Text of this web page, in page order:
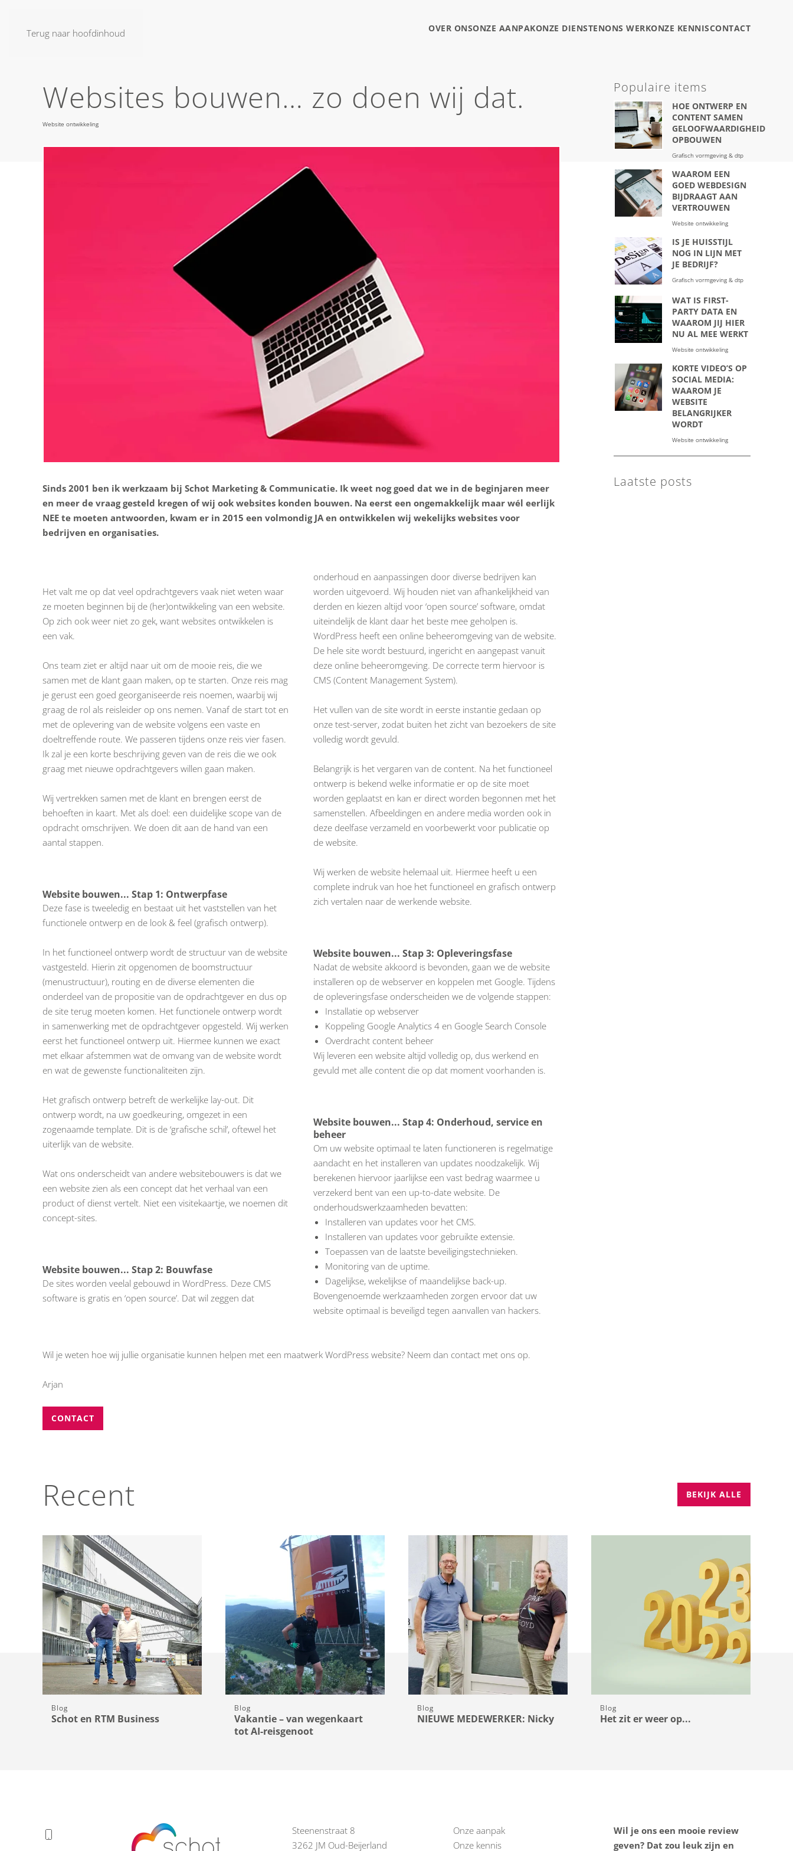
Terug naar hoofdinhoud OVER ONSONZE AANPAKONZE DIENSTENONS WERKONZE KENNISCONTACT
Websites bouwen… zo doen wij dat.
Website ontwikkeling
Sinds 2001 ben ik werkzaam bij Schot Marketing & Communicatie. Ik weet nog goed dat we in de beginjaren meer
en meer de vraag gesteld kregen of wij ook websites konden bouwen. Na eerst een ongemakkelijk maar wél eerlijk
NEE te moeten antwoorden, kwam er in 2015 een volmondig JA en ontwikkelen wij wekelijks websites voor
bedrijven en organisaties.
Het valt me op dat veel opdrachtgevers vaak niet weten waar
ze moeten beginnen bij de (her)ontwikkeling van een website.
Op zich ook weer niet zo gek, want websites ontwikkelen is
een vak.
Ons team ziet er altijd naar uit om de mooie reis, die we
samen met de klant gaan maken, op te starten. Onze reis mag
je gerust een goed georganiseerde reis noemen, waarbij wij
graag de rol als reisleider op ons nemen. Vanaf de start tot en
met de oplevering van de website volgens een vaste en
doeltreffende route. We passeren tijdens onze reis vier fasen.
Ik zal je een korte beschrijving geven van de reis die we ook
graag met nieuwe opdrachtgevers willen gaan maken.
Wij vertrekken samen met de klant en brengen eerst de
behoeften in kaart. Met als doel: een duidelijke scope van de
opdracht omschrijven. We doen dit aan de hand van een
aantal stappen.
Website bouwen... Stap 1: Ontwerpfase
Deze fase is tweeledig en bestaat uit het vaststellen van het
functionele ontwerp en de look & feel (grafisch ontwerp).
In het functioneel ontwerp wordt de structuur van de website
vastgesteld. Hierin zit opgenomen de boomstructuur
(menustructuur), routing en de diverse elementen die
onderdeel van de propositie van de opdrachtgever en dus op
de site terug moeten komen. Het functionele ontwerp wordt
in samenwerking met de opdrachtgever opgesteld. Wij werken
eerst het functioneel ontwerp uit. Hiermee kunnen we exact
met elkaar afstemmen wat de omvang van de website wordt
en wat de gewenste functionaliteiten zijn.
Het grafisch ontwerp betreft de werkelijke lay-out. Dit
ontwerp wordt, na uw goedkeuring, omgezet in een
zogenaamde template. Dit is de ‘grafische schil’, oftewel het
uiterlijk van de website.
Wat ons onderscheidt van andere websitebouwers is dat we
een website zien als een concept dat het verhaal van een
product of dienst vertelt. Niet een visitekaartje, we noemen dit
concept-sites.
Website bouwen... Stap 2: Bouwfase
De sites worden veelal gebouwd in WordPress. Deze CMS
software is gratis en ‘open source’. Dat wil zeggen dat
onderhoud en aanpassingen door diverse bedrijven kan
worden uitgevoerd. Wij houden niet van afhankelijkheid van
derden en kiezen altijd voor ‘open source’ software, omdat
uiteindelijk de klant daar het beste mee geholpen is.
WordPress heeft een online beheeromgeving van de website.
De hele site wordt bestuurd, ingericht en aangepast vanuit
deze online beheeromgeving. De correcte term hiervoor is
CMS (Content Management System).
Het vullen van de site wordt in eerste instantie gedaan op
onze test-server, zodat buiten het zicht van bezoekers de site
volledig wordt gevuld.
Belangrijk is het vergaren van de content. Na het functioneel
ontwerp is bekend welke informatie er op de site moet
worden geplaatst en kan er direct worden begonnen met het
samenstellen. Afbeeldingen en andere media worden ook in
deze deelfase verzameld en voorbewerkt voor publicatie op
de website.
Wij werken de website helemaal uit. Hiermee heeft u een
complete indruk van hoe het functioneel en grafisch ontwerp
zich vertalen naar de werkende website.
Website bouwen... Stap 3: Opleveringsfase
Nadat de website akkoord is bevonden, gaan we de website
installeren op de webserver en koppelen met Google. Tijdens
de opleveringsfase onderscheiden we de volgende stappen:
Installatie op webserver
Koppeling Google Analytics 4 en Google Search Console
Overdracht content beheer
Wij leveren een website altijd volledig op, dus werkend en
gevuld met alle content die op dat moment voorhanden is.
Website bouwen... Stap 4: Onderhoud, service en
beheer
Om uw website optimaal te laten functioneren is regelmatige
aandacht en het installeren van updates noodzakelijk. Wij
berekenen hiervoor jaarlijkse een vast bedrag waarmee u
verzekerd bent van een up-to-date website. De
onderhoudswerkzaamheden bevatten:
Installeren van updates voor het CMS.
Installeren van updates voor gebruikte extensie.
Toepassen van de laatste beveiligingstechnieken.
Monitoring van de uptime.
Dagelijkse, wekelijkse of maandelijkse back-up.
Bovengenoemde werkzaamheden zorgen ervoor dat uw
website optimaal is beveiligd tegen aanvallen van hackers.
Wil je weten hoe wij jullie organisatie kunnen helpen met een maatwerk WordPress website? Neem dan contact met ons op.
Arjan
CONTACT
Populaire items
HOE ONTWERP EN
CONTENT SAMEN
GELOOFWAARDIGHEID
OPBOUWEN
Grafisch vormgeving & dtp
WAAROM EEN
GOED WEBDESIGN
BIJDRAAGT AAN
VERTROUWEN
Website ontwikkeling
IS JE HUISSTIJL
NOG IN LIJN MET
JE BEDRIJF?
Grafisch vormgeving & dtp
WAT IS FIRST-
PARTY DATA EN
WAAROM JIJ HIER
NU AL MEE WERKT
Website ontwikkeling
KORTE VIDEO’S OP
SOCIAL MEDIA:
WAAROM JE
WEBSITE
BELANGRIJKER
WORDT
Website ontwikkeling
Laatste posts
Recent BEKIJK ALLE
Blog
Schot en RTM Business
Blog
Vakantie – van wegenkaart
tot AI-reisgenoot
Blog
NIEUWE MEDEWERKER: Nicky
Blog
Het zit er weer op...
Steenenstraat 8
3262 JM Oud-Beijerland
Onze aanpak
Onze kennis
Wil je ons een mooie review
geven? Dat zou leuk zijn en